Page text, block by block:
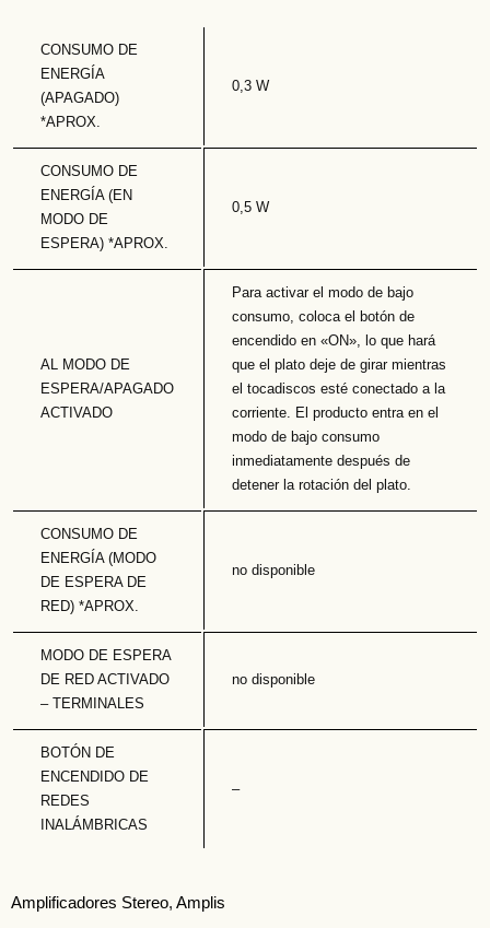
CONSUMO DE
ENERGÍA
(APAGADO)
*APROX.
0,3 W
CONSUMO DE
ENERGÍA (EN
MODO DE
ESPERA) *APROX.
0,5 W
AL MODO DE
ESPERA/APAGADO
ACTIVADO
Para activar el modo de bajo
consumo, coloca el botón de
encendido en «ON», lo que hará
que el plato deje de girar mientras
el tocadiscos esté conectado a la
corriente. El producto entra en el
modo de bajo consumo
inmediatamente después de
detener la rotación del plato.
CONSUMO DE
ENERGÍA (MODO
DE ESPERA DE
RED) *APROX.
no disponible
MODO DE ESPERA
DE RED ACTIVADO
– TERMINALES
no disponible
BOTÓN DE
ENCENDIDO DE
REDES
INALÁMBRICAS
–
Amplificadores Stereo, Amplis